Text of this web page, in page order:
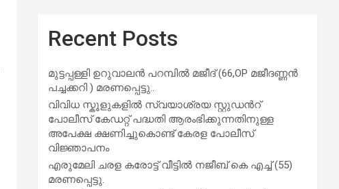
Recent Posts
മുട്ടപ്പള്ളി ഉറുവാലൻ പറമ്പിൽ മജീദ് (66,OP മജീദണ്ണൻ
പച്ചക്കറി ) മരണപ്പെട്ടു..
വിവിധ സ്കൂളുകളില്‍ സ്വയാശ്രയ സ്റ്റുഡന്‍റ്
പോലീസ് കേഡറ്റ് പദ്ധതി ആരംഭിക്കുന്നതിനുള്ള
അപേക്ഷ ക്ഷണിച്ചുകൊണ്ട് കേരള പോലീസ്
വിജ്ഞാപനം
എരുമേലി ചരള കരോട്ട് വീട്ടിൽ നജീബ് കെ എച്ച് (55)
മരണപ്പെട്ടു.